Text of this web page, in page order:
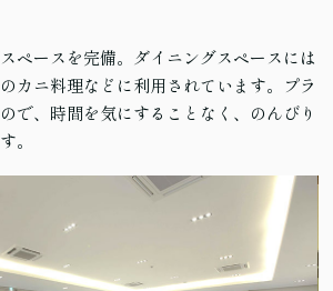
ペースを完備。ダイニングスペースには
カニ料理などに利用されています。プラ
で、時間を気にすることなく、のんびり
。